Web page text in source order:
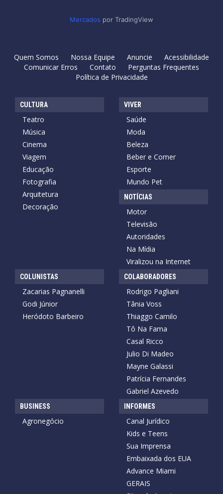
Mercados por TradingView
Quem Somos Nossa Equipe Anuncie
Acessibilidade
Comunicar Erros
Contato
Perguntas Frequentes
Política de Privacidade
CULTURA
Teatro
Música
Cinema
Viagem
Educação
Fotografia
Arquitetura
Decoração
VIVER
Saúde
Moda
Beleza
Beber e Comer
Esporte
Mundo Pet
NOTÍCIAS
Motor
Televisão
Autoridades
Na Mídia
Viralizou na Internet
COLUNISTAS
Zacarias Pagnanelli
Godi Júnior
Heródoto Barbeiro
COLABORADORES
Rodrigo Pagliani
Tânia Voss
Thiaggo Camilo
Tô Na Fama
Casal Ricco
Julio Di Madeo
Mayne Galassi
Patrícia Fernandes
Gabriel Azevedo
BUSINESS
Agronegócio
INFORMES
Canal Jurídico
Kids e Teens
Sua Imprensa
Embaixada dos EUA
Advance Miami
GERAIS